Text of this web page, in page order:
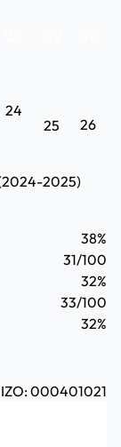
24
25 26
2025)
38%
31/100
32%
33/100
32%
IZO: 000401021